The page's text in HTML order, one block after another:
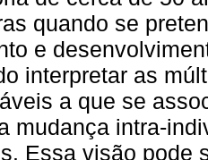
quando se
e
interpretar as
a que se
mudança intra-
Essa visão pode